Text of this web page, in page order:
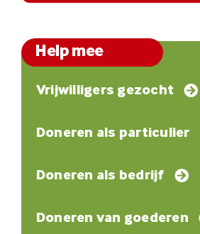
Help mee
Vrijwilligers gezocht
Doneren als particulier
Doneren als bedrijf
Doneren van goederen